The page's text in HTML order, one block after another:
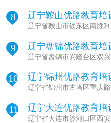
8 辽宁鞍山优路教育培
辽宁省鞍山市铁东区南胜
9 辽宁盘锦优路教育培
辽宁省盘锦市兴隆台区双
10 辽宁锦州优路教育培
辽宁省锦州市古塔区重庆
11 辽宁大连优路教育培
辽宁省大连市沙河口区西